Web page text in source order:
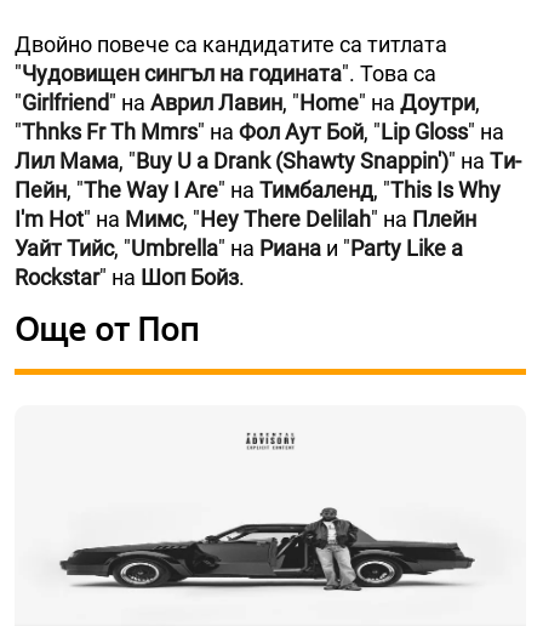
Двойно повече са кандидатите са титлата
"Чудовищен сингъл на годината". Това са
"Girlfriend" на Аврил Лавин, "Home" на Доутри,
"Thnks Fr Th Mmrs" на Фол Аут Бой, "Lip Gloss" на
Лил Мама, "Buy U a Drank (Shawty Snappin')" на Tи-
Пейн, "The Way I Are" на Тимбаленд, "This Is Why
I'm Hot" на Мимс, "Hey There Delilah" на Плейн
Уайт Тийс, "Umbrella" на Риана и "Party Like a
Rockstar" на Шоп Бойз.
Още от Поп